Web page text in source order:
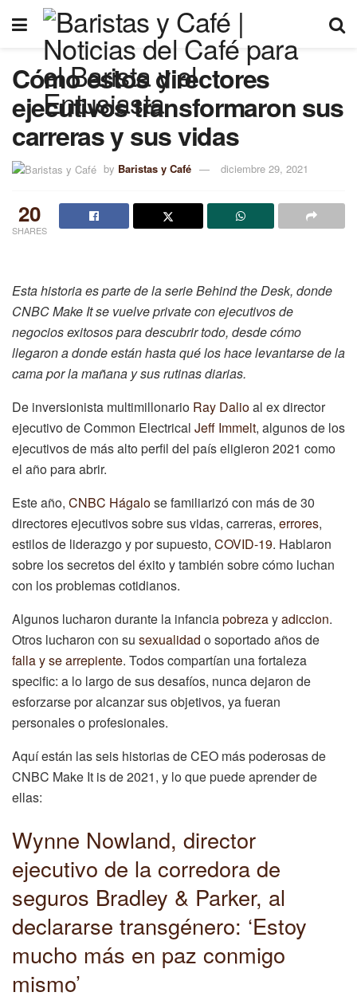
Cómo estos directores
ejecutivos transformaron sus
carreras y sus vidas
by Baristas y Café diciembre 29, 2021
20
SHARES
Esta historia es parte de la serie Behind the Desk, donde
CNBC Make It se vuelve private con ejecutivos de
negocios exitosos para descubrir todo, desde cómo
llegaron a donde están hasta qué los hace levantarse de la
cama por la mañana y sus rutinas diarias.
De inversionista multimillonario Ray Dalioal ex director
ejecutivo de Common Electrical Jeff Immelt, algunos de los
ejecutivos de más alto perfil del país eligieron 2021 como
el año para abrir.
Este año, CNBC Hágalose familiarizó con más de 30
directores ejecutivos sobre sus vidas, carreras, errores,
estilos de liderazgo y por supuesto, COVID-19. Hablaron
sobre los secretos del éxito y también sobre cómo luchan
con los problemas cotidianos.
Algunos lucharon durante la infanciapobrezayadiccion.
Otros lucharon con su sexualidad o soportado años de
fallay se arrepiente. Todos compartían una fortaleza
specific: a lo largo de sus desafíos, nunca dejaron de
esforzarse por alcanzar sus objetivos, ya fueran
personales o profesionales.
Aquí están las seis historias de CEO más poderosas de
CNBC Make It is de 2021, y lo que puede aprender de
ellas:
Wynne Nowland, director
ejecutivo de la corredora de
seguros Bradley & Parker, al
declararse transgénero: ‘Estoy
mucho más en paz conmigo
mismo’